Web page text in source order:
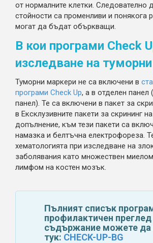
от нормалните клетки. Следователно
стойности са променливи и понякога
могат да бъдат объркващи.
В кои програми Check
изследване на
Туморни маркери не са включени в
програми Check Up, а в отделен панел
панел). Те са включени в пакет за
в Ексклузивните пакети за скрининг
допълнение, към тези пакети са
намазка и белтъчна електрофореза.
хематологията при изследване на
заболявания като множествен
лимфом на костен мозък.
Пълният списък
профилактичен преглед
съдържание можете да
тук: CHECK-UP-BG